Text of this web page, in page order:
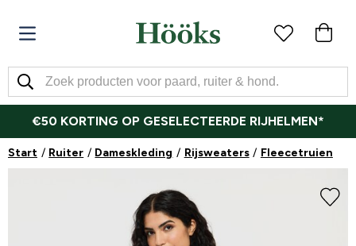
€50 KORTING OP GESELECTEERDE RIJHELMEN*
Start Ruiter Dameskleding Rijsweaters Fleecetruien